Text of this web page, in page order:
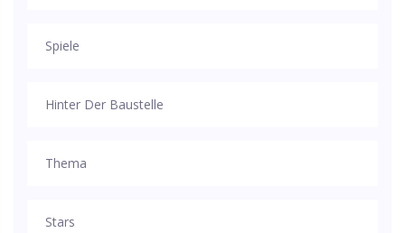
Spiele
Hinter Der Baustelle
Thema
Stars